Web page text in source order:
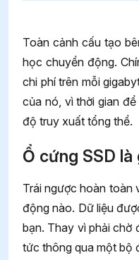
Toàn cảnh cấu tạo
học chuyển động.
chi phí trên mỗi
của nó, vì thời gian
độ truy xuất tổng thể.
Ổ cứng SSD
Trái ngược hoàn toàn
động nào. Dữ liệu
bạn. Thay vì phải chờ
tức thông qua một bộ